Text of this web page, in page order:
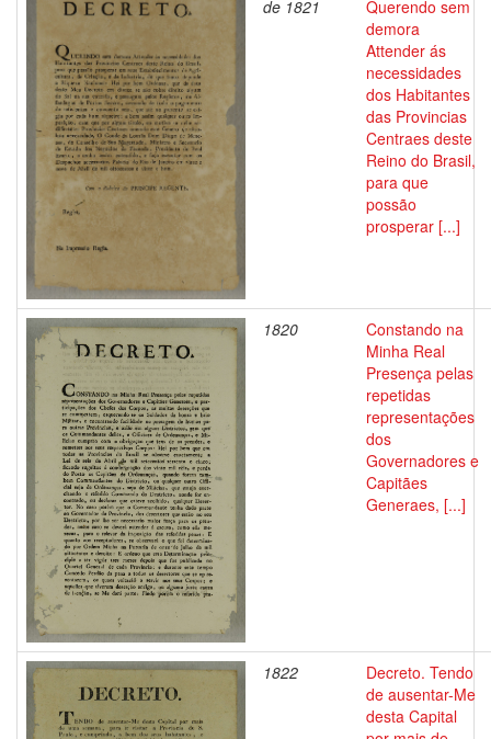
de 1821
Querendo sem
demora
Attender ás
necessidades
dos Habitantes
das Provincias
Centraes deste
Reino do Brasil,
para que
possão
prosperar [...]
1820
Constando na
Minha Real
Presença pelas
repetidas
representações
dos
Governadores e
Capitães
Generaes, [...]
1822
Decreto. Tendo
de ausentar-Me
desta Capital